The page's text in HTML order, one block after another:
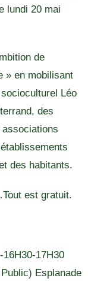
lundi 20 mai
de
» en mobilisant
Léo
des
des habitants.
est gratuit.
17H30
Esplanade